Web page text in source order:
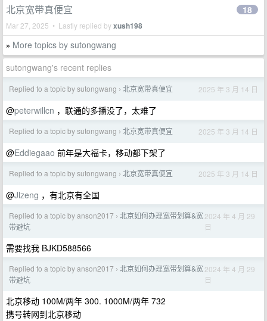
北京宽带真便宜
Mar 27, 2025 • Lastly replied byxush198
18
» More topics by sutongwang
sutongwang's recent replies
Replied to a topic by sutongwang › 北京宽带真便宜 2025 年 3 月 14 日
@peterwillcn ，联通的多播没了，太难了
Replied to a topic by sutongwang › 北京宽带真便宜 2025 年 3 月 14 日
@Eddiegaao 前年是大福卡，移动都下架了
Replied to a topic by sutongwang › 北京宽带真便宜 2025 年 3 月 14 日
@Jlzeng ，有北京有全国
Replied to a topic by anson2017 › 北京如何办理宽带划算&宽
带避坑
2024 年 4 月 29
日
需要找我 BJKD588566
Replied to a topic by anson2017 › 北京如何办理宽带划算&宽
带避坑
2024 年 4 月 29
日
北京移动 100M/两年 300. 1000M/两年 732
携号转网到北京移动